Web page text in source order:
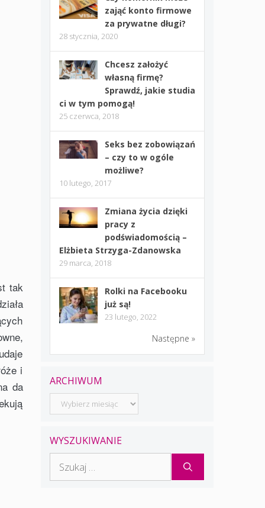
tak
i
da
zająć konto firmowe
za prywatne długi?
28 stycznia, 2020
Chcesz założyć
własną firmę?
Sprawdź, jakie studia
ci w tym pomogą!
25 czerwca, 2018
Seks bez zobowiązań
– czy to w ogóle
możliwe?
10 lutego, 2017
Zmiana życia dzięki
pracy z
podświadomością –
Elżbieta Strzyga-Zdanowska
29 marca, 2018
Rolki na Facebooku
już są!
23 lutego, 2022
Następne »
ARCHIWUM
Archiwum
WYSZUKIWANIE